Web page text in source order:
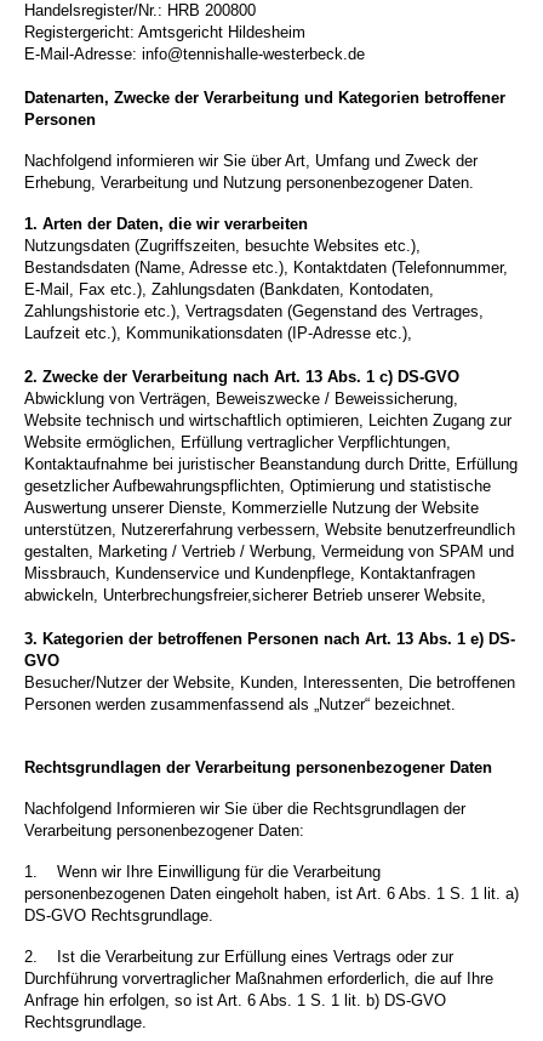
Handelsregister/Nr.: HRB 200800
Registergericht: Amtsgericht Hildesheim
E-Mail-Adresse: info@tennishalle-westerbeck.de
Datenarten, Zwecke der Verarbeitung und Kategorien betroffener
Personen
Nachfolgend informieren wir Sie über Art, Umfang und Zweck der
Erhebung, Verarbeitung und Nutzung personenbezogener Daten.
1. Arten der Daten, die wir verarbeiten
Nutzungsdaten (Zugriffszeiten, besuchte Websites etc.),
Bestandsdaten (Name, Adresse etc.), Kontaktdaten (Telefonnummer,
E-Mail, Fax etc.), Zahlungsdaten (Bankdaten, Kontodaten,
Zahlungshistorie etc.), Vertragsdaten (Gegenstand des Vertrages,
Laufzeit etc.), Kommunikationsdaten (IP-Adresse etc.),
2. Zwecke der Verarbeitung nach Art. 13 Abs. 1 c) DS-GVO
Abwicklung von Verträgen, Beweiszwecke / Beweissicherung,
Website technisch und wirtschaftlich optimieren, Leichten Zugang zur
Website ermöglichen, Erfüllung vertraglicher Verpflichtungen,
Kontaktaufnahme bei juristischer Beanstandung durch Dritte, Erfüllung
gesetzlicher Aufbewahrungspflichten, Optimierung und statistische
Auswertung unserer Dienste, Kommerzielle Nutzung der Website
unterstützen, Nutzererfahrung verbessern, Website benutzerfreundlich
gestalten, Marketing / Vertrieb / Werbung, Vermeidung von SPAM und
Missbrauch, Kundenservice und Kundenpflege, Kontaktanfragen
abwickeln, Unterbrechungsfreier,sicherer Betrieb unserer Website,
3. Kategorien der betroffenen Personen nach Art. 13 Abs. 1 e) DS-
GVO
Besucher/Nutzer der Website, Kunden, Interessenten, Die betroffenen
Personen werden zusammenfassend als „Nutzer“ bezeichnet.
Rechtsgrundlagen der Verarbeitung personenbezogener Daten
Nachfolgend Informieren wir Sie über die Rechtsgrundlagen der
Verarbeitung personenbezogener Daten:
1. Wenn wir Ihre Einwilligung für die Verarbeitung
personenbezogenen Daten eingeholt haben, ist Art. 6 Abs. 1 S. 1 lit. a)
DS-GVO Rechtsgrundlage.
2.
Ist die Verarbeitung zur Erfüllung eines Vertrags oder zur
Durchführung vorvertraglicher Maßnahmen erforderlich, die auf Ihre
Anfrage hin erfolgen, so ist Art. 6 Abs. 1 S. 1 lit. b) DS-GVO
Rechtsgrundlage.